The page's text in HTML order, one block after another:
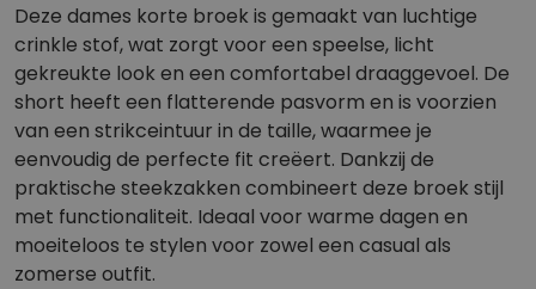
Deze dames korte broek is gemaakt van luchtige
crinkle stof, wat zorgt voor een speelse, licht
gekreukte look en een comfortabel draaggevoel. De
short heeft een flatterende pasvorm en is voorzien
van een strikceintuur in de taille, waarmee je
eenvoudig de perfecte fit creëert. Dankzij de
praktische steekzakken combineert deze broek stijl
met functionaliteit. Ideaal voor warme dagen en
moeiteloos te stylen voor zowel een casual als
zomerse outfit.